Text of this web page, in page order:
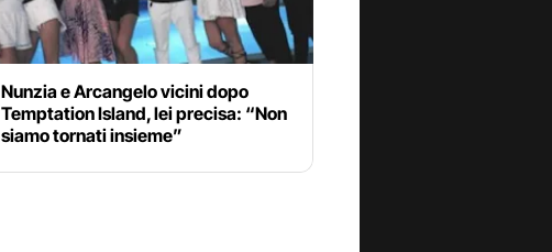
Nunzia e Arcangelo vicini dopo
Temptation Island, lei precisa: “Non
siamo tornati insieme”